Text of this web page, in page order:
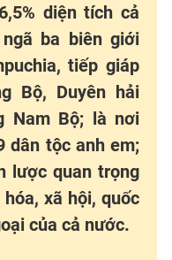
diện tích cả
ba biên giới
tiếp giáp
Bộ, Duyên hải
Nam Bộ; là nơi
dân tộc anh em;
lược quan trọng
xã hội, quốc
của cả nước.